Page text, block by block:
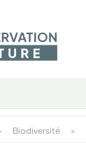
Biodiversité >